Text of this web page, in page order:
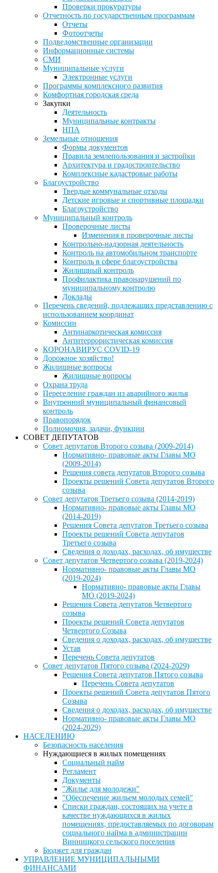
Проверки прокуратуры
Отчетность по государственным программам
Отчеты
Фотоотчеты
Подведомственные организации
Информационные системы
СМИ
Муниципальные услуги
Электронные услуги
Программы комплексного развития
Комфортная городская среда
Закупки
Деятельность
Муниципальные контракты
НПА
Земельные отношения
Формы документов
Правила землепользования и застройки
Архитектура и градостроительство
Комплексные кадастровые работы
Благоустройство
Твердые коммунальные отходы
Детские игровые и спортивные площадки
Благоустройство
Муниципальный контроль
Проверочные листы
Изменения в проверочные листы
Контрольно-надзорная деятельность
Контроль на автомобильном транспорте
Контроль в сфере благоустройства
Жилищный контроль
Профилактика правонарушений по
муниципальному контролю
Доклады
Перечень сведений, подлежащих представлению с
использованием координат
Комиссии
Антинаркотическая комиссия
Антитеррористическая комиссия
КОРОНАВИРУС COVID-19
Дорожное хозяйство!
Жилищные вопросы
Жилищные вопросы
Охрана труда
Переселение граждан из аварийного жилья
Внутренний муниципальный финансовый
контроль
Правопорядок
Полномочия, задачи, функции
СОВЕТ ДЕПУТАТОВ
Совет депутатов Второго созыва (2009-2014)
Нормативно- правовые акты Главы МО
(2009-2014)
Решения совета депутатов Второго созыва
Проекты решений Совета депутатов Второго
созыва
Совет депутатов Третьего созыва (2014-2019)
Нормативно- правовые акты Главы МО
(2014-2019)
Решения Совета депутатов Третьего созыва
Проекты решений Совета депутатов
Третьего созыва
Сведения о доходах, расходах, об имуществе
Совет депутатов Четвертого созыва (2019-2024)
Нормативно- правовые акты Главы МО
(2019-2024)
Нормативно- правовые акты Главы
МО (2019-2024)
Решения Совета депутатов Четвертого
созыва
Проекты решений Совета депутатов
Четвертого Созыва
Сведения о доходах, расходах, об имуществе
Устав
Перечень Совета депутатов
Совет депутатов Пятого созыва (2024-2029)
Решения Совета депутатов Пятого созыва
Перечень Совета депутатов
Проекты решений Совета депутатов Пятого
Созыва
Сведения о доходах, расходах, об имуществе
Нормативно- правовые акты Главы МО
(2024-2029)
НАСЕЛЕНИЮ
Безопасность населения
Нуждающиеся в жилых помещениях
Социальный найм
Регламент
Документы
"Жилье для молодежи"
"Обеспечение жильем молодых семей"
Списки граждан, состоящих на учете в
качестве нуждающихся в жилых
помещениях, предоставляемых по договорам
социального найма в администрации
Винницкого сельского поселения
Бюджет для граждан
УПРАВЛЕНИЕ МУНИЦИПАЛЬНЫМИ
ФИНАНСАМИ